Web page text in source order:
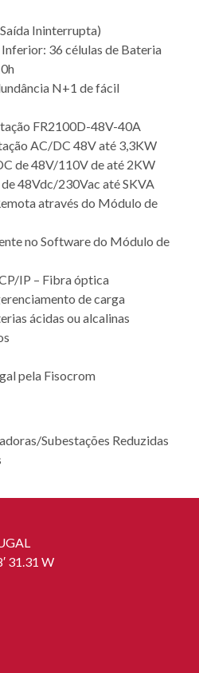
Ininterrupta)
36 células de Bateria
N+1 de fácil
FR2100D-48V-40A
AC/DC 48V até 3,3KW
de 48V/110V de até 2KW
48Vdc/230Vac até SKVA
através do Módulo de
no Software do Módulo de
IP – Fibra óptica
de carga
ácidas ou alcalinas
pela Fisocrom
Subestações Reduzidas
31.31 W